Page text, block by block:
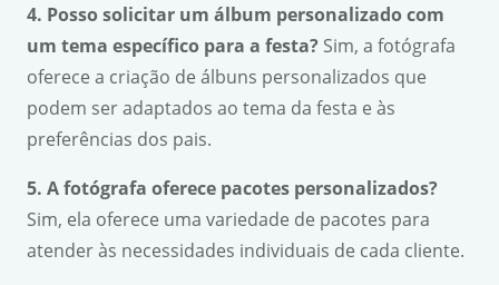
4. Posso solicitar um álbum personalizado com
um tema específico para a festa? Sim, a fotógrafa
oferece a criação de álbuns personalizados que
podem ser adaptados ao tema da festa e às
preferências dos pais.
5. A fotógrafa oferece pacotes personalizados?
Sim, ela oferece uma variedade de pacotes para
atender às necessidades individuais de cada cliente.